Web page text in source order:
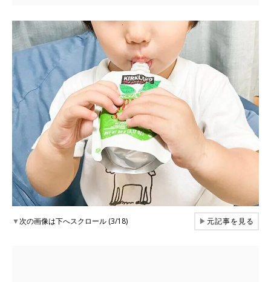
▼次の画像は下へスクロール (3/18) ▶元記事を見る